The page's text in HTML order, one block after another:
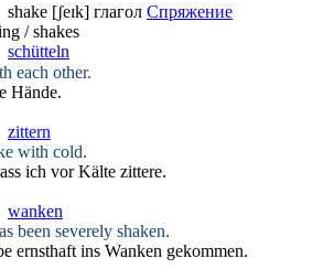
shake [ʃeɪk] глагол Спряжение
/ shakes
schütteln
each other.
Hände.
zittern
with cold.
ich vor Kälte zittere.
wanken
been severely shaken.
ernsthaft ins Wanken gekommen.